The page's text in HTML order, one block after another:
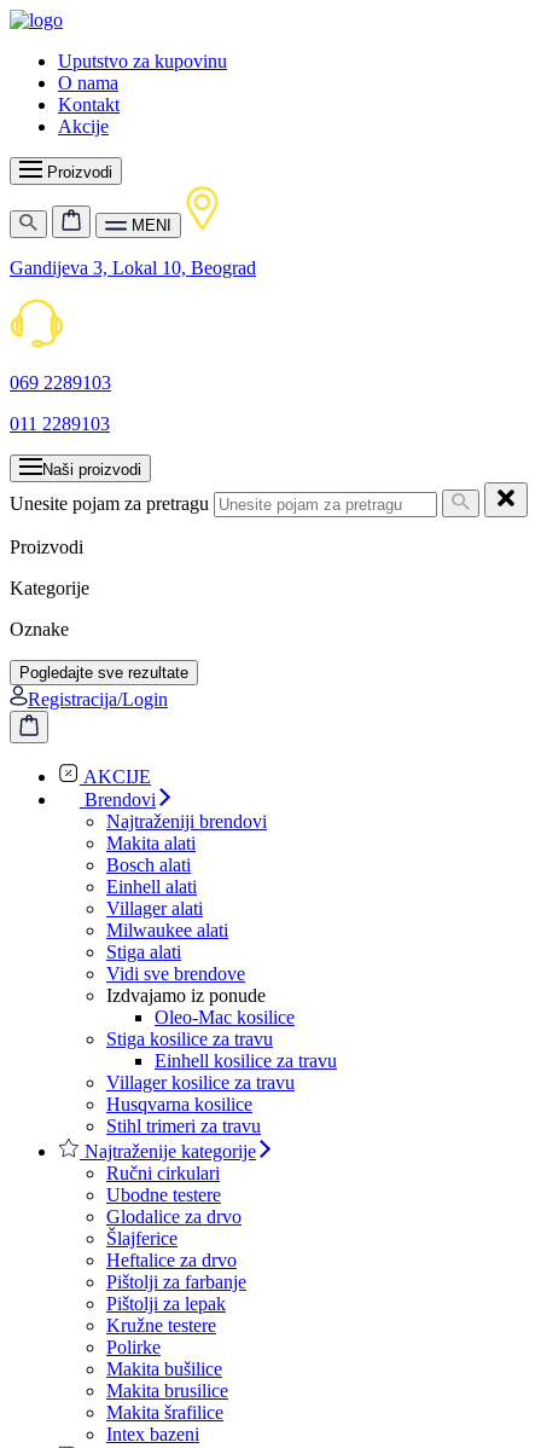
Uputstvo za kupovinu
O nama
Kontakt
Akcije
Proizvodi
MENI
Gandijeva 3, Lokal 10, Beograd
069 2289103
011 2289103
Naši proizvodi
Unesite pojam za pretragu
Proizvodi
Kategorije
Oznake
Pogledajte sve rezultate
Registracija/Login
AKCIJE
Brendovi
Najtraženiji brendovi
Makita alati
Bosch alati
Einhell alati
Villager alati
Milwaukee alati
Stiga alati
Vidi sve brendove
Izdvajamo iz ponude
Oleo-Mac kosilice
Stiga kosilice za travu
Einhell kosilice za travu
Villager kosilice za travu
Husqvarna kosilice
Stihl trimeri za travu
Najtraženije kategorije
Ručni cirkulari
Ubodne testere
Glodalice za drvo
Šlajferice
Heftalice za drvo
Pištolji za farbanje
Pištolji za lepak
Kružne testere
Polirke
Makita bušilice
Makita brusilice
Makita šrafilice
Intex bazeni